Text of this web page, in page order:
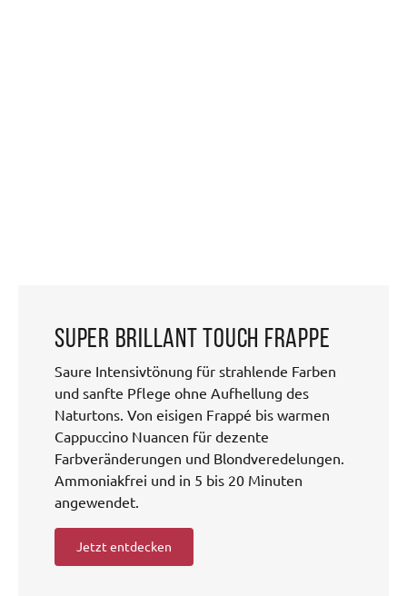
Super Brillant Touch Frappe
Saure Intensivtönung für strahlende Farben
und sanfte Pflege ohne Aufhellung des
Naturtons. Von eisigen Frappé bis warmen
Cappuccino Nuancen für dezente
Farbveränderungen und Blondveredelungen.
Ammoniakfrei und in 5 bis 20 Minuten
angewendet.
Jetzt entdecken